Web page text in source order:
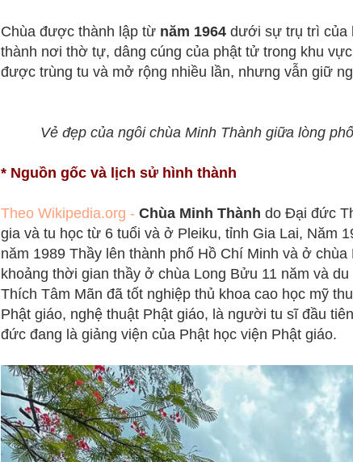
Chùa được thành lập từ năm 1964 dưới sự trụ trì của
thành nơi thờ tự, dâng cúng của phật tử trong khu
được trùng tu và mở rộng nhiều lần, nhưng vẫn giữ
Vẻ đẹp của ngôi chùa Minh Thành giữa lòng
* Nguồn gốc và lịch sử hình thành
Theo Wikipedia.org - Chùa Minh Thành do Đại đức
gia và tu học từ 6 tuổi và ở Pleiku, tỉnh Gia Lai, Năm
năm 1989 Thầy lên thành phố Hồ Chí Minh và ở
khoảng thời gian thầy ở chùa Long Bửu 11 năm và
Thích Tâm Mãn đã tốt nghiệp thủ khoa cao học mỹ
Phật giáo, nghệ thuật Phật giáo, là người tu sĩ đầu
đức đang là giảng viện của Phật học viện Phật giáo.